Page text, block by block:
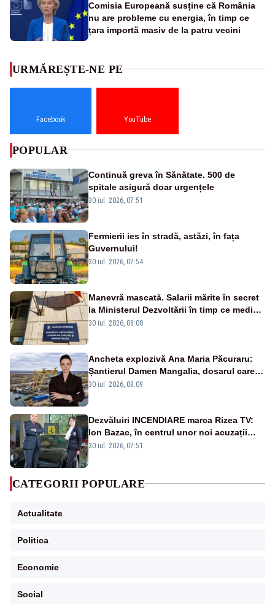
Comisia Europeană susține că România
nu are probleme cu energia, în timp ce
țara importă masiv de la patru vecini
URMĂREȘTE-NE PE
Facebook YouTube
POPULAR
Continuă greva în Sănătate. 500 de
spitale asigură doar urgențele
30 iul. 2026, 07:51
Fermierii ies în stradă, astăzi, în fața
Guvernului!
30 iul. 2026, 07:54
Manevră mascată. Salarii mărite în secret
la Ministerul Dezvoltării în timp ce medicii
ies în stradă
30 iul. 2026, 08:00
Ancheta explozivă Ana Maria Păcuraru:
Șantierul Damen Mangalia, dosarul care
scufundă apărarea României
30 iul. 2026, 08:09
Dezvăluiri INCENDIARE marca Rizea TV:
Ion Bazac, în centrul unor noi acuzații
publice
30 iul. 2026, 07:51
CATEGORII POPULARE
Actualitate
Politica
Economie
Social